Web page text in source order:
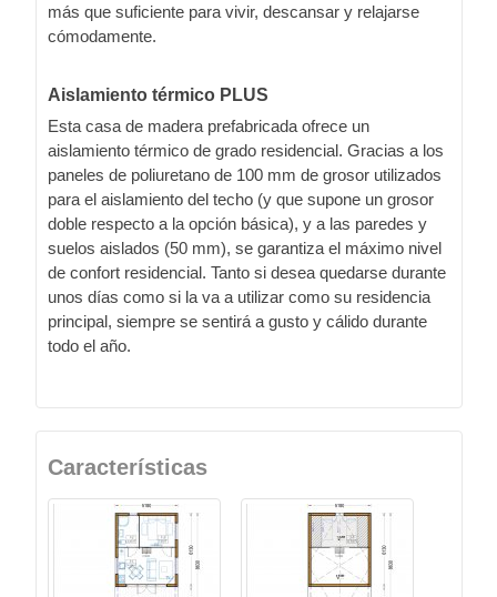
más que suficiente para vivir, descansar y relajarse
cómodamente.
Aislamiento térmico PLUS
Esta casa de madera prefabricada ofrece un
aislamiento térmico de grado residencial. Gracias a los
paneles de poliuretano de 100 mm de grosor utilizados
para el aislamiento del techo (y que supone un grosor
doble respecto a la opción básica), y a las paredes y
suelos aislados (50 mm), se garantiza el máximo nivel
de confort residencial. Tanto si desea quedarse durante
unos días como si la va a utilizar como su residencia
principal, siempre se sentirá a gusto y cálido durante
todo el año.
Características